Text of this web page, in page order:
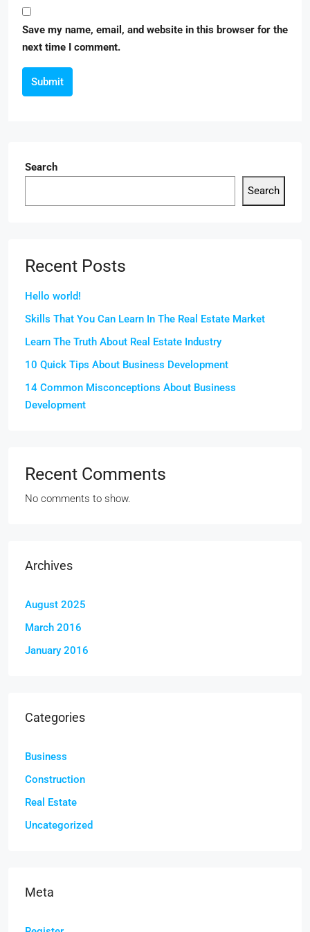
Save my name, email, and website in this browser for the
next time I comment.
Submit
Search
Search
Recent Posts
Hello world!
Skills That You Can Learn In The Real Estate Market
Learn The Truth About Real Estate Industry
10 Quick Tips About Business Development
14 Common Misconceptions About Business
Development
Recent Comments
No comments to show.
Archives
August 2025
March 2016
January 2016
Categories
Business
Construction
Real Estate
Uncategorized
Meta